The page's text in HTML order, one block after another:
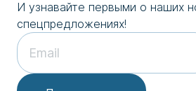
И узнавайте первыми о наших
спецпредложениях!